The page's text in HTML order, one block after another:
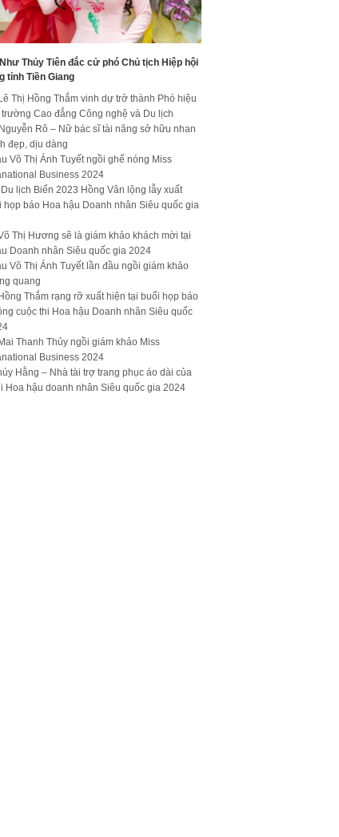
Thủy Tiên đắc cử phó Chủ tịch Hiệp hội
tỉnh Tiền Giang
Thị Hồng Thắm vinh dự trở thành Phó hiệu
Cao đẳng Công nghệ và Du lịch
Rô – Nữ bác sĩ tài năng sở hữu nhan
đẹp, dịu dàng
Võ Thị Ánh Tuyết ngồi ghế nóng Miss
Business 2024
lịch Biển 2023 Hồng Vân lộng lẫy xuất
họp báo Hoa hậu Doanh nhân Siêu quốc gia
Thị Hương sẽ là giám khảo khách mời tại
Doanh nhân Siêu quốc gia 2024
Võ Thị Ánh Tuyết lần đầu ngồi giám khảo
quang
Thắm rạng rỡ xuất hiện tại buổi họp báo
cuộc thi Hoa hậu Doanh nhân Siêu quốc
Thanh Thủy ngồi giám khảo Miss
Business 2024
Hằng – Nhà tài trợ trang phục áo dài của
Hoa hậu doanh nhân Siêu quốc gia 2024